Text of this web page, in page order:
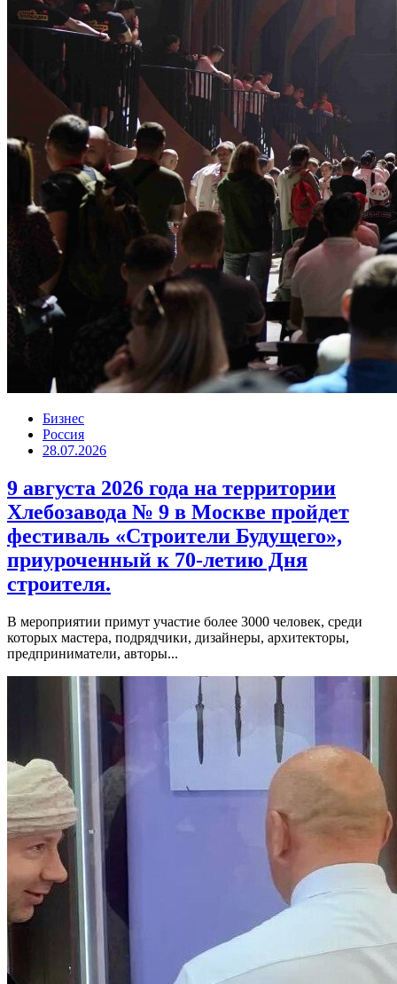
Бизнес
Россия
28.07.2026
9 августа 2026 года на территории
Хлебозавода № 9 в Москве пройдет
фестиваль «Строители Будущего»,
приуроченный к 70-летию Дня
строителя.
В мероприятии примут участие более 3000 человек, среди
которых мастера, подрядчики, дизайнеры, архитекторы,
предприниматели, авторы...